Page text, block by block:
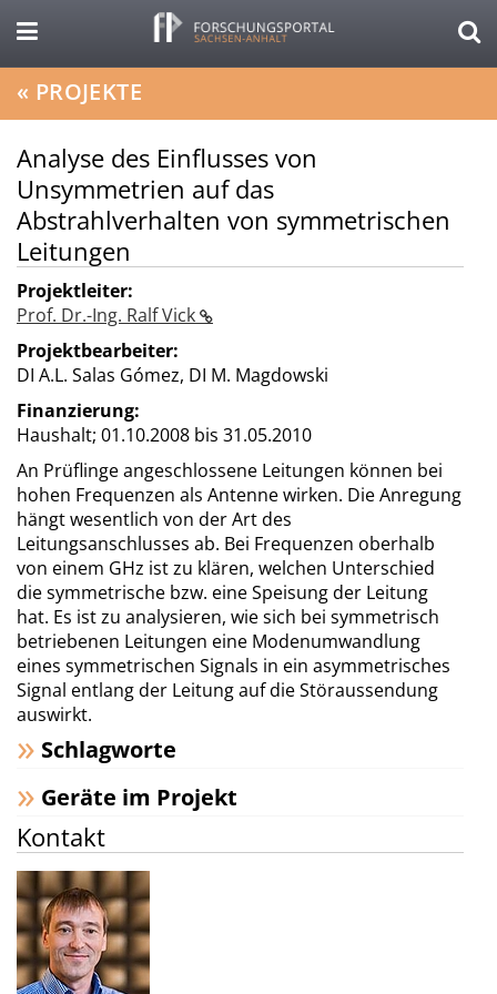
« PROJEKTE
Analyse des Einflusses von
Unsymmetrien auf das
Abstrahlverhalten von symmetrischen
Leitungen
Projektleiter:
Prof. Dr.-Ing. Ralf Vick
Projektbearbeiter:
DI A.L. Salas Gómez, DI M. Magdowski
Finanzierung:
Haushalt; 01.10.2008 bis 31.05.2010
An Prüflinge angeschlossene Leitungen können bei
hohen Frequenzen als Antenne wirken. Die Anregung
hängt wesentlich von der Art des
Leitungsanschlusses ab. Bei Frequenzen oberhalb
von einem GHz ist zu klären, welchen Unterschied
die symmetrische bzw. eine Speisung der Leitung
hat. Es ist zu analysieren, wie sich bei symmetrisch
betriebenen Leitungen eine Modenumwandlung
eines symmetrischen Signals in ein asymmetrisches
Signal entlang der Leitung auf die Störaussendung
auswirkt.
Schlagworte
Geräte im Projekt
Kontakt